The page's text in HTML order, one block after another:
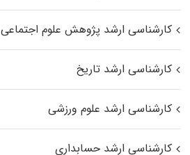
کارشناسی ارشد پژوهش علوم اجتماعی
کارشناسی ارشد تاریخ
کارشناسی ارشد علوم ورزشی
کارشناسی ارشد حسابداری